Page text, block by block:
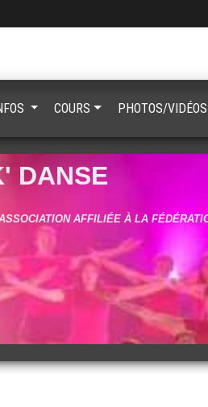
DANSE
AFFILIÉE À LA
COURS PHOTOS/VIDÉOS